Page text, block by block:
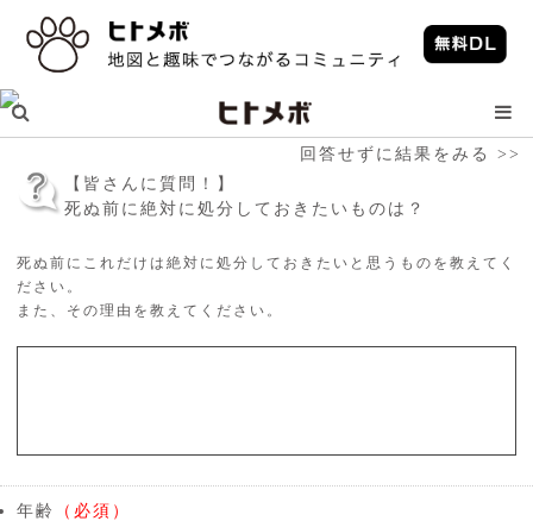
回答せずに結果をみる >>
【皆さんに質問！】
死ぬ前に絶対に処分しておきたいものは？
死ぬ前にこれだけは絶対に処分しておきたいと思うものを教えてく
ださい。
また、その理由を教えてください。
年齢 （必須）